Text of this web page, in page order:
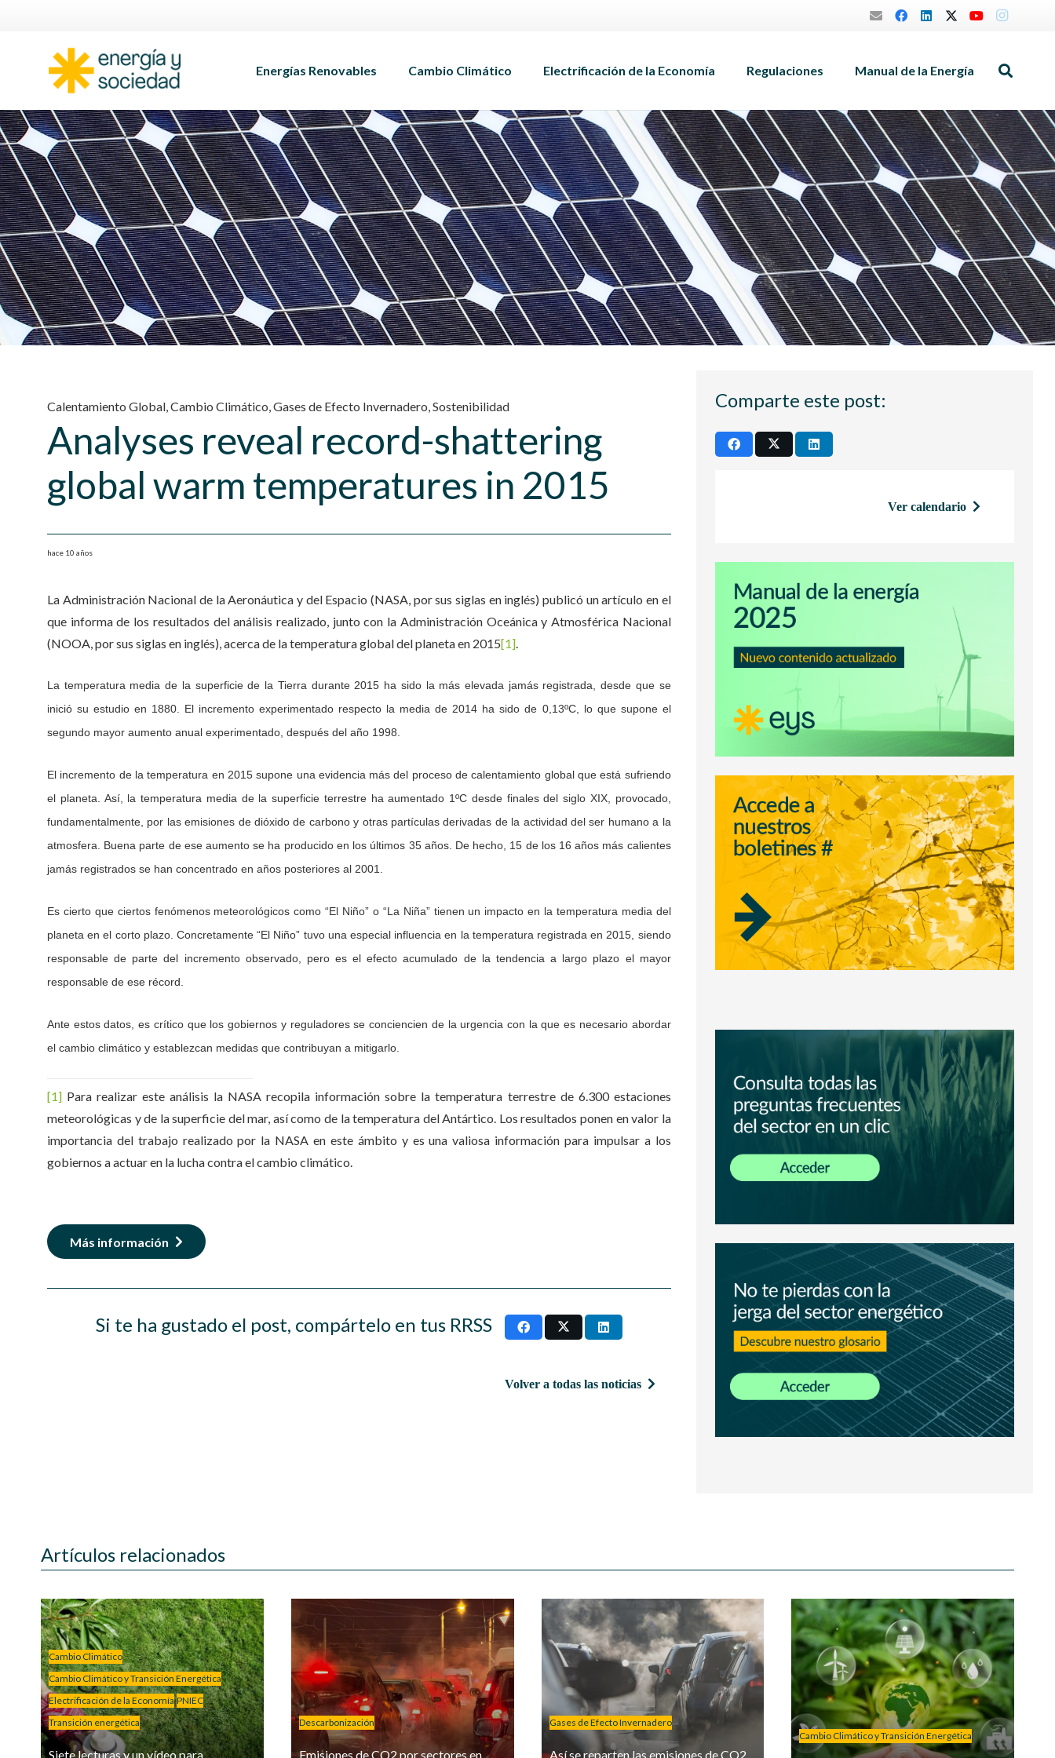
Energías Renovables Cambio Climático Electrificación de la Economía Regulaciones Manual de la Energía
Calentamiento Global,Cambio Climático,Gases de Efecto Invernadero,Sostenibilidad
Analyses reveal record-shattering
global warm temperatures in 2015
hace 10 años
La Administración Nacional de la Aeronáutica y del Espacio (NASA, por sus siglas en inglés) publicó un artículo en el
que informa de los resultados del análisis realizado, junto con la Administración Oceánica y Atmosférica Nacional
(NOOA, por sus siglas en inglés), acerca de la temperatura global del planeta en 2015[1].
La temperatura media de la superficie de la Tierra durante 2015 ha sido la más elevada jamás registrada, desde que se
inició su estudio en 1880. El incremento experimentado respecto la media de 2014 ha sido de 0,13ºC, lo que supone el
segundo mayor aumento anual experimentado, después del año 1998.
El incremento de la temperatura en 2015 supone una evidencia más del proceso de calentamiento global que está sufriendo
el planeta. Así, la temperatura media de la superficie terrestre ha aumentado 1ºC desde finales del siglo XIX, provocado,
fundamentalmente, por las emisiones de dióxido de carbono y otras partículas derivadas de la actividad del ser humano a la
atmosfera. Buena parte de ese aumento se ha producido en los últimos 35 años. De hecho, 15 de los 16 años más calientes
jamás registrados se han concentrado en años posteriores al 2001.
Es cierto que ciertos fenómenos meteorológicos como “El Niño” o “La Niña” tienen un impacto en la temperatura media del
planeta en el corto plazo. Concretamente “El Niño” tuvo una especial influencia en la temperatura registrada en 2015, siendo
responsable de parte del incremento observado, pero es el efecto acumulado de la tendencia a largo plazo el mayor
responsable de ese récord.
Ante estos datos, es crítico que los gobiernos y reguladores se conciencien de la urgencia con la que es necesario abordar
el cambio climático y establezcan medidas que contribuyan a mitigarlo.
[1] Para realizar este análisis la NASA recopila información sobre la temperatura terrestre de 6.300 estaciones
meteorológicas y de la superficie del mar, así como de la temperatura del Antártico. Los resultados ponen en valor la
importancia del trabajo realizado por la NASA en este ámbito y es una valiosa información para impulsar a los
gobiernos a actuar en la lucha contra el cambio climático.
Más información
Si te ha gustado el post, compártelo en tus RRSS
Volver a todas las noticias
Comparte este post:
Ver calendario
Artículos relacionados
Cambio Climático
Cambio Climático y Transición Energética
Electrificación de la Economía PNIEC
Transición energética
Siete lecturas y un vídeo para
Descarbonización
Emisiones de CO2 por sectores en
Gases de Efecto Invernadero
Así se reparten las emisiones de CO2
Cambio Climático y Transición Energética